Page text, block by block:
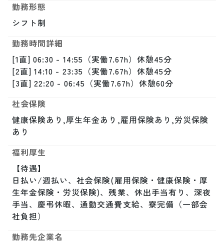
勤務形態
シフト制
勤務時間詳細
[1直] 06:30 - 14:55（実働7.67h）休憩45分
[2直] 14:10 - 23:35（実働7.67h）休憩45分
[3直] 22:20 - 06:45（実働7.67h）休憩60分
社会保険
健康保険あり,厚生年金あり,雇用保険あり,労災保険
あり
福利厚生
【待遇】
日払い/週払い、社会保険(雇用保険・健康保険・厚
生年金保険・労災保険)、残業、休出手当有り、深夜
手当、慶弔休暇、通勤交通費支給、寮完備（一部会
社負担）
勤務先企業名